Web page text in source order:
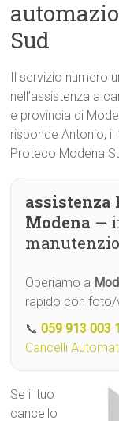
Sud
Il servizio numero
nell’assistenza a
e provincia di
risponde Antonio,
Proteco Modena
assistenza
Modena —
Operiamo a
rapido con foto/
📞059 913 003 1
Cancelli
Se il tuo
cancello